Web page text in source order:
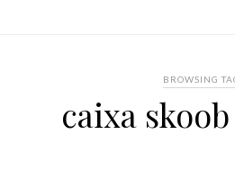
BROWSING
caixa